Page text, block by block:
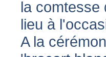
la comtesse
lieu à
A la